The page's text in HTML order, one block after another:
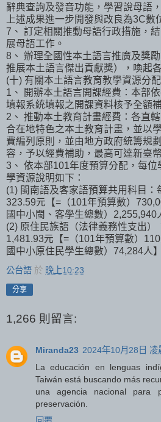
辭典查詢及發音功能，學習說母語
上述成果進一步開發與改良為3C數
7、 訂定相關推動母語行政措施，
展母語工作。
8、 辦理全國性本土語言推廣及獎
推展本土語言傑出貢獻獎），喚起
(十) 有關本土語言教育教學資源分配
1、 開辦本土語言開課經費：本部
填報系統填報之開課資料核予全額
2、 推動本土教育計畫經費：各直
合在地特色之本土教育計畫，並以
費編列原則，並由地方政府統籌規
容，予以經費補助，最高可達新臺
3、 依本部101年度預算分配，每
學資源說明如下：
(1) 閩南語及客家語預算共用科目：
323.59元【=（101年預算數）
國中小閩、客學生總數）2,255,940
(2) 原住民族語（法律義務性支出）
1,481.93元【=（101年預算數）
國中小原住民學生總數）74,284人】
公台語 於 晚上10:23
分享
1,266 則留言:
Miranda23 2024年10月28日 凌
La educación en lenguas
Taiwán está buscando más
una agencia nacional para
preservación.